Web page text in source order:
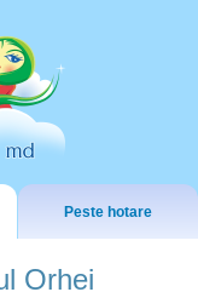
Peste hotare
Orhei